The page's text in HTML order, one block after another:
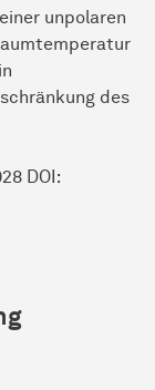
unpolaren
des
DOI: